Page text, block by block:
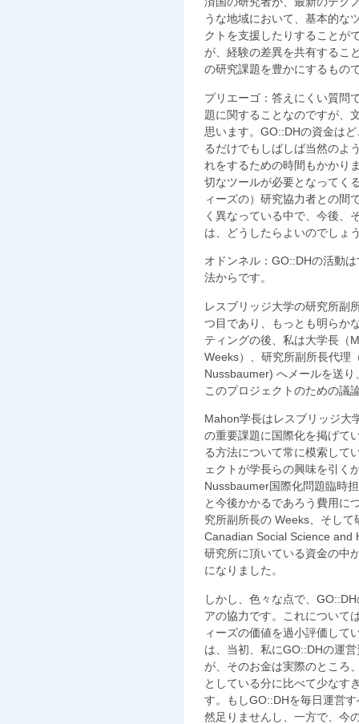
うな地域において、基本的な
クトを支援したりすることが
が、経験の差異を共有するこ
の研究課題を豊かにするもの
プリエーゴ：答えにくい質問
題に関することなのですが、
思います。GO::DHの資金は
るだけでもしばしば当然のよ
れをするための時間もかかり
切なツールが必要となってく
ィーズの）研究協力者との間
く異なっている中で、今後、
は、どうしたらよいのでしょ
オドンネル：GO::DHの活動
法からです。
レスブリッジ大学の研究所副
つ目であり、もっとも明らか
ティングの後、私は大学長（
Weeks）、研究所副所長代理
Nussbaumer) へメールを送
このプロジェクトのための議
Mahon学長はレスブリッジ大
の重要課題に国際化を掲げて
る方法について常に模索して
ェクトが学長らの興味を引く
Nussbaumer国際化問題臨時
と今後かかるであろう費用に
究所副所長の Weeks、そし
Canadian Social Science and
研究所に頂いている資金の中
になりました。
しかし、色々な点で、
アの協力です。これについて
ィーズの価値を過小評価して
は、当初、私にGO::DHの運
が、そのお金は実際のところ
としている分に比べて少なす
す。もしGO::DHを毎日運営
然足りませんし、一方で、今